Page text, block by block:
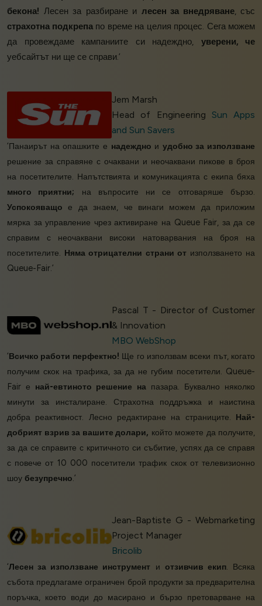
бекона! Лесен за разбиране и лесен за внедряване, със
страхотна подкрепапо време на целия процес. Сега можем
да провеждаме кампаниите си надеждно, уверени, че
уебсайтът ни ще се справи.’
Jem Marsh
Head of Engineering Sun Apps
and Sun Savers
‘Панаирът на опашките е надеждно и удобно за използване
решение за справяне с очаквани и неочаквани пикове в броя
на посетителите. Напътствията и комуникацията с екипа бяха
много приятни; на въпросите ни се отговаряше бързо.
Успокояващо е да знаем, че винаги можем да приложим
мярка за управление чрез активиране на Queue Fair, за да се
справим с неочаквани високи натоварвания на броя на
посетителите. Няма отрицателни страни отизползването на
Queue-Fair.’
Pascal T - Director of Customer
& Innovation
MBO WebShop
‘Всичко работи перфектно! Ще го използвам всеки път, когато
получим скок на трафика, за да не губим посетители. Queue-
Fair е най-евтиното решение напазара. Буквално няколко
минути за инсталиране. Страхотна поддръжка и наистина
добра реактивност. Лесно редактиране на страниците. Най-
добрият взрив за вашите долари, който можете да получите,
за да се справите с критичното си събитие, успях да се справя
с повече от 10 000 посетители трафик скок от телевизионно
шоу безупречно.’
Jean-Baptiste G - Webmarketing
Project Manager
Bricolib
‘Лесен за използване инструмент и отзивчив екип. Всяка
събота предлагаме ограничен брой продукти за предварителна
поръчка, което води до масирано и бързо претоварване на